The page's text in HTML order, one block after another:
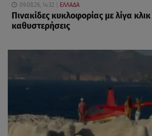
09.08.26, 14:32 ΕΛΛΑΔΑ
Πινακίδες κυκλοφορίας με λίγα κλικ
καθυστερήσεις